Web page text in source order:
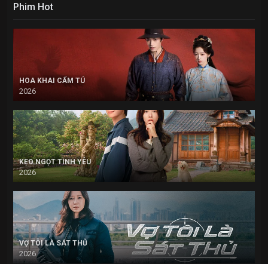
Phim Hot
HOA KHAI CẨM TÚ
2026
KẸO NGỌT TÌNH YÊU
2026
VỢ TÔI LÀ SÁT THỦ
2026